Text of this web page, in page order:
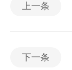
上一条
下一条